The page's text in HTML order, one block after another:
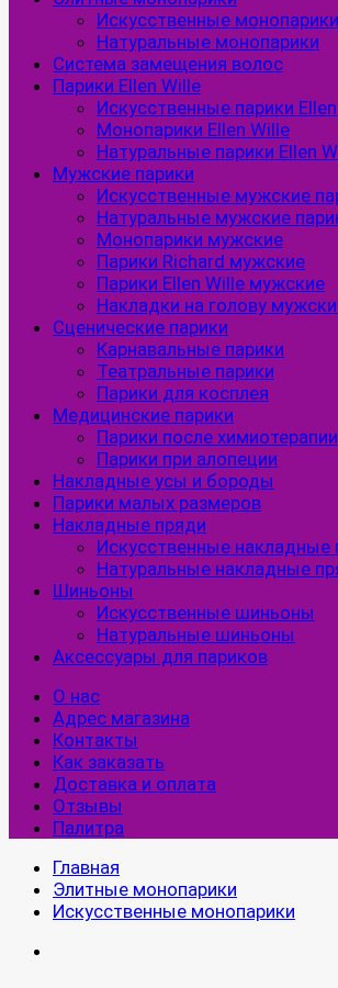
Искусственные монопарики
Натуральные монопарики
Система замещения волос
Парики Ellen Wille
Искусственные парики
Монопарики Ellen Wille
Натуральные парики Ellen
Мужские парики
Искусственные мужские
Натуральные мужские
Монопарики мужские
Парики Richard мужские
Парики Ellen Wille мужские
Накладки на голову
Сценические парики
Карнавальные парики
Театральные парики
Парики для косплея
Медицинские парики
Парики после химиотерапии
Парики при алопеции
Накладные усы и бороды
Парики малых размеров
Накладные пряди
Искусственные накладные
Натуральные накладные
Шиньоны
Искусственные шиньоны
Натуральные шиньоны
Аксессуары для париков
О нас
Адрес магазина
Контакты
Как заказать
Доставка и оплата
Отзывы
Палитра
Главная
Элитные монопарики
Искусственные монопарики